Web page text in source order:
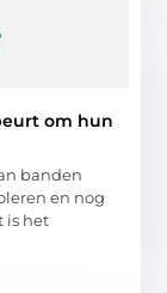
om hun
banden
en nog
is het